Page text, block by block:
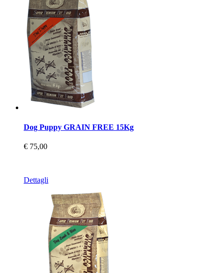
Dog Puppy GRAIN FREE 15Kg
€ 75,00
Dettagli